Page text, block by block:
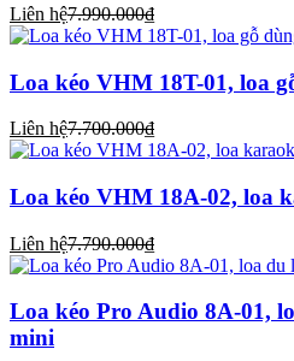
Liên hệ7.990.000₫
Loa kéo VHM 18T-01, loa
Liên hệ7.700.000₫
Loa kéo VHM 18A-02, loa
Liên hệ7.790.000₫
Loa kéo Pro Audio 8A-01,
mini